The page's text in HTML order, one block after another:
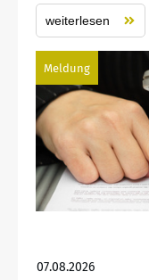
weiterlesen
Meldung
07.08.2026